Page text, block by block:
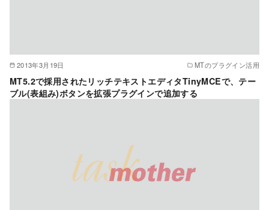
2013年3月19日 MTのプラグイン活用
MT5.2で採用されたリッチテキストエディタTinyMCEで、テー
ブル(表組み)ボタンを拡張プラグインで追加する